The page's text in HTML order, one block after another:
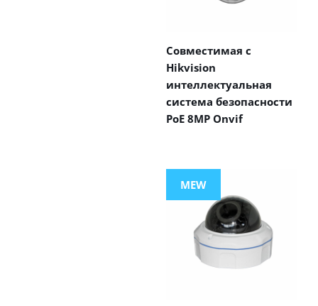
Совместимая с
Hikvision
интеллектуальная
система безопасности
PoE 8MP Onvif
MEW